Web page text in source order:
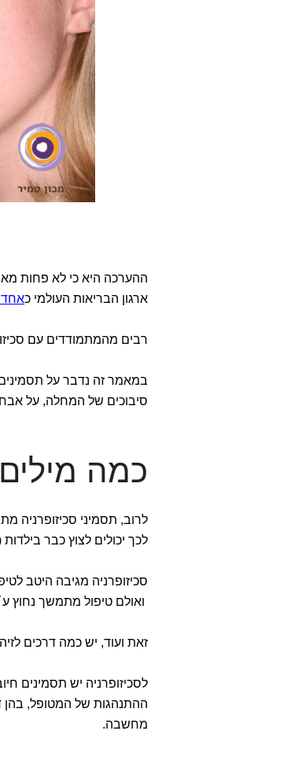
ההערכה היא כי לא פחות
ארגון הבריאות העולמי כאחד
רבים מהמתמודדים עם
במאמר זה נדבר על תסמינים
סיבוכים של המחלה, על
כמה
לרוב, תסמיני סכיזופרניה
לכך יכולים לצוץ כבר
סכיזופרניה מגיבה היטב
ואולם טיפול מתמשך נחוץ
זאת ועוד, יש כמה דרכים
לסכיזופרניה יש תסמינים
ההתנהגות של המטופל, בהן
מחשבה.